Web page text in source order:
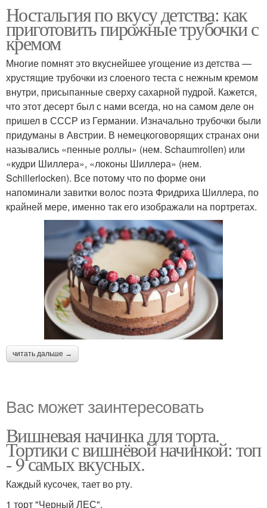
Ностальгия по вкусу детства: как
приготовить пирожные трубочки с
кремом
Многие помнят это вкуснейшее угощение из детства —
хрустящие трубочки из слоеного теста с нежным кремом
внутри, присыпанные сверху сахарной пудрой. Кажется,
что этот десерт был с нами всегда, но на самом деле он
пришел в СССР из Германии. Изначально трубочки были
придуманы в Австрии. В немецкоговорящих странах они
назывались «пенные роллы» (нем. Schaumrollen) или
«кудри Шиллера», «локоны Шиллера» (нем.
Schillerlocken). Все потому что по форме они
напоминали завитки волос поэта Фридриха Шиллера, по
крайней мере, именно так его изображали на портретах.
читать дальше →
Вас может заинтересовать
Вишневая начинка для торта.
Тортики с вишнёвой начинкой: топ
- 9 самых вкусных.
Каждый кусочек, тает во рту.
1 торт "Черный ЛЕС".